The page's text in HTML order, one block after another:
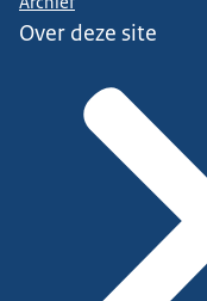
Over deze site